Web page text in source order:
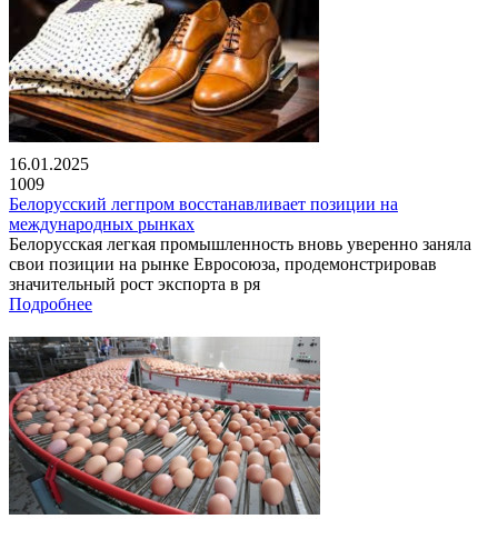
16.01.2025
1009
Белорусский легпром восстанавливает позиции на
международных рынках
Белорусская легкая промышленность вновь уверенно заняла
свои позиции на рынке Евросоюза, продемонстрировав
значительный рост экспорта в ря
Подробнее